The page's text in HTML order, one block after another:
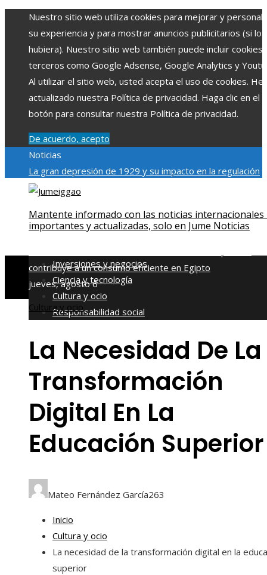
Nuestro sitio web utiliza cookies para mejorar y
su experiencia y para mostrar anuncios publicitarios (si los
hubiera). Nuestro sitio web también puede incluir cookies
terceros como Google Adsense, Google Analytics y
Al utilizar el sitio web, usted acepta el uso de cookies.
actualizado nuestra Política de privacidad. Haga clic en el
botón para consultar nuestra Política de privacidad.
De acuerdo, acepto
Noticias
La gran depresión de 1929 y su impacto en la regulación
bancariaLas 15 exploraciones espaciales que ampliaron
individuales más grandes y su impacto en la ciencia y
tecnología
Modelos de desarrollo sostenible basados en
contribuye a un consumo eficiente en Egipto
jueves, agosto 6
Mantente informado con las noticias internacionales
importantes y actualizadas, solo en Jume Noticias
Inversiones y negocios
Ciencia y tecnología
Cultura y ocio
Responsabilidad social
Cultura y ocio
La Necesidad De La
Transformación
Digital En La
Educación Superior
Mateo Fernández García263
Inicio
Cultura y ocio
La necesidad de la transformación digital en la
superior